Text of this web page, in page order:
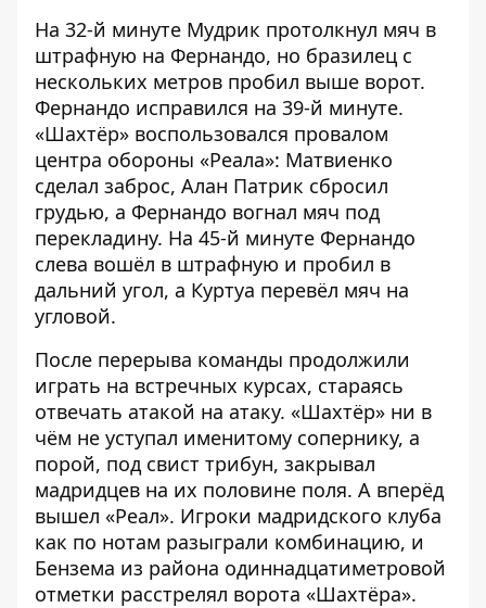
На 32-й минуте Мудрик протолкнул мяч в
штрафную на Фернандо, но бразилец с
нескольких метров пробил выше ворот.
Фернандо исправился на 39-й минуте.
«Шахтёр» воспользовался провалом
центра обороны «Реала»: Матвиенко
сделал заброс, Алан Патрик сбросил
грудью, а Фернандо вогнал мяч под
перекладину. На 45-й минуте Фернандо
слева вошёл в штрафную и пробил в
дальний угол, а Куртуа перевёл мяч на
угловой.
После перерыва команды продолжили
играть на встречных курсах, стараясь
отвечать атакой на атаку. «Шахтёр» ни в
чём не уступал именитому сопернику, а
порой, под свист трибун, закрывал
мадридцев на их половине поля. А вперёд
вышел «Реал». Игроки мадридского клуба
как по нотам разыграли комбинацию, и
Бензема из района одиннадцатиметровой
отметки расстрелял ворота «Шахтёра».